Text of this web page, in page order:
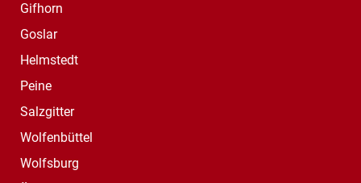
Gifhorn
Goslar
Helmstedt
Peine
Salzgitter
Wolfenbüttel
Wolfsburg